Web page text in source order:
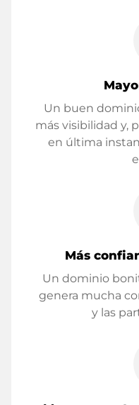
Un buen
más visibilidad y,
en última
Más
Un dominio
genera mucha
y las